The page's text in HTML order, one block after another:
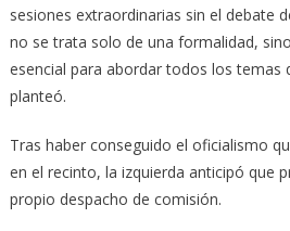
sesiones extraordinarias sin el debate
no se trata solo de una formalidad,
esencial para abordar todos los temas
planteó.
Tras haber conseguido el oficialismo
en el recinto, la izquierda anticipó que
propio despacho de comisión.